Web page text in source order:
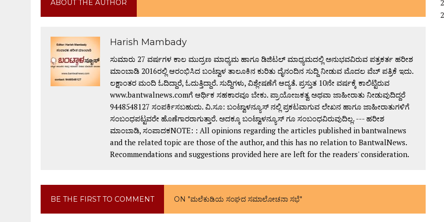
ABOUT THE AUTHOR
Harish Mambady
ಸುಮಾರು 27 ವರ್ಷಗಳ ಕಾಲ ಮುದ್ರಣ ಮಾಧ್ಯಮ ಹಾಗೂ ಡಿಜಿಟಲ್ ಮಾಧ್ಯಮದಲ್ಲಿ ಅನುಭವವಿರುವ ಪತ್ರಕರ್ತ ಹರೀಶ
ಮಾಂಬಾಡಿ 2016ರಲ್ಲಿ ಆರಂಭಿಸಿದ ಬಂಟ್ವಾಳ ತಾಲೂಕಿನ ಕುರಿತು ದೈನಂದಿನ ಸುದ್ದಿ ನೀಡುವ ಮೊದಲ ವೆಬ್ ಪತ್ರಿಕೆ ಇದು.
ಲಕ್ಷಾಂತರ ಮಂದಿ ಓದಿದ್ದಾರೆ, ಓದುತ್ತಿದ್ದಾರೆ. ಸುದ್ದಿಗಳು, ವಿಶ್ಲೇಷಣೆಗೆ ಆದ್ಯತೆ. ಪ್ರಸ್ತುತ 10ನೇ ವರ್ಷಕ್ಕೆ ಕಾಲಿಟ್ಟಿರುವ
www.bantwalnews.comಗೆ ಆರ್ಥಿಕ ಸಹಕಾರವೂ ಬೇಕು. ಪ್ರಾಯೋಜಕತ್ವ ಅಥವಾ ಜಾಹೀರಾತು ನೀಡುವುದಿದ್ದರೆ
9448548127 ಸಂಪರ್ಕಿಸಬಹುದು. ವಿ.ಸೂ: ಬಂಟ್ವಾಳನ್ಯೂಸ್ ನಲ್ಲಿ ಪ್ರಕಟವಾಗುವ ಲೇಖನ ಹಾಗೂ ಜಾಹೀರಾತುಗಳಿಗೆ
ಸಂಬಂಧಪಟ್ಟವರೇ ಹೊಣೆಗಾರರಾಗುತ್ತಾರೆ. ಅದಕ್ಕೂ ಬಂಟ್ವಾಳನ್ಯೂಸ್ ಗೂ ಸಂಬಂಧವಿರುವುದಿಲ್ಲ. --- ಹರೀಶ
ಮಾಂಬಾಡಿ, ಸಂಪಾದಕNOTE: : All opinions regarding the articles published in bantwalnews
and the related topic are those of the author, and this has no relation to BantwalNews.
Recommendations and suggestions provided here are left for the readers' consideration.
BE THE FIRST TO COMMENT ON "ಮಲೆಕುಡಿಯ ಸಂಘದ ಸಮಾಲೋಚನಾ ಸಭೆ"